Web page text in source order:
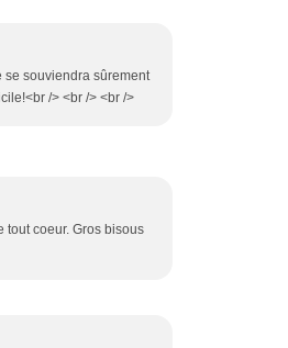
se souviendra sûrement
/> <br /> <br />
tout coeur. Gros bisous